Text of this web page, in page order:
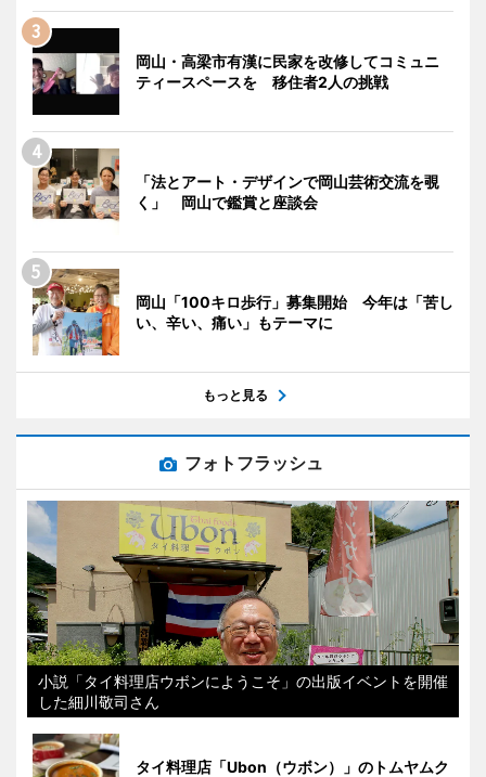
岡山・高梁市有漢に民家を改修してコミュニ
ティースペースを 移住者2人の挑戦
「法とアート・デザインで岡山芸術交流を覗
く」 岡山で鑑賞と座談会
岡山「100キロ歩行」募集開始 今年は「苦し
い、辛い、痛い」もテーマに
もっと見る
フォトフラッシュ
小説「タイ料理店ウボンにようこそ」の出版イベントを開催
した細川敬司さん
タイ料理店「Ubon（ウボン）」のトムヤムク